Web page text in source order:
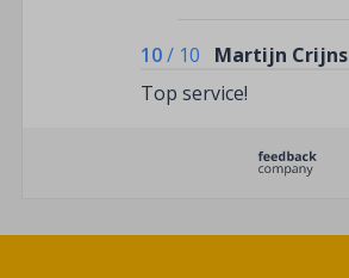
10/ 10
Martijn Crijns
Top service!